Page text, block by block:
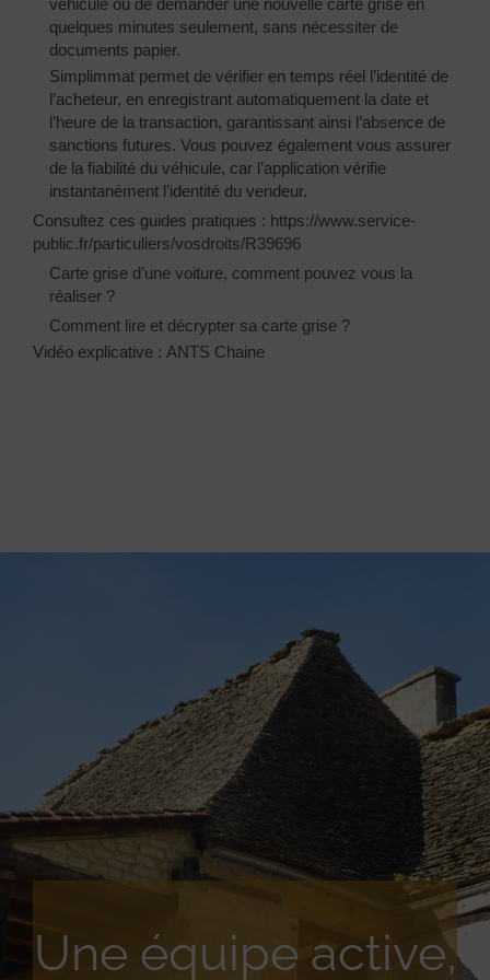
véhicule ou de demander une nouvelle carte grise en
quelques minutes seulement, sans nécessiter de
documents papier.
Simplimmat permet de vérifier en temps réel l’identité de
l’acheteur, en enregistrant automatiquement la date et
l’heure de la transaction, garantissant ainsi l’absence de
sanctions futures. Vous pouvez également vous assurer
de la fiabilité du véhicule, car l’application vérifie
instantanément l’identité du vendeur.
Consultez ces guides pratiques : https://www.service-
public.fr/particuliers/vosdroits/R39696
Carte grise d’une voiture, comment pouvez vous la
réaliser ?
Comment lire et décrypter sa carte grise ?
Vidéo explicative : ANTS Chaine
Une équipe active,